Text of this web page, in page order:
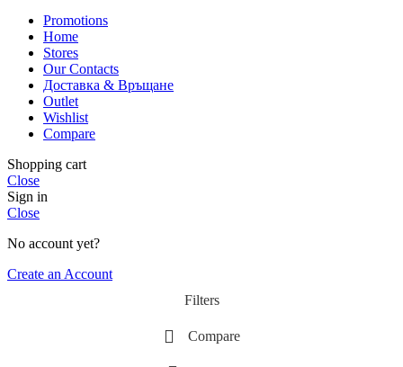
Promotions
Home
Stores
Our Contacts
Доставка & Връщане
Outlet
Wishlist
Compare
Shopping cart
Close
Sign in
Close
No account yet?
Create an Account
Filters
Compare